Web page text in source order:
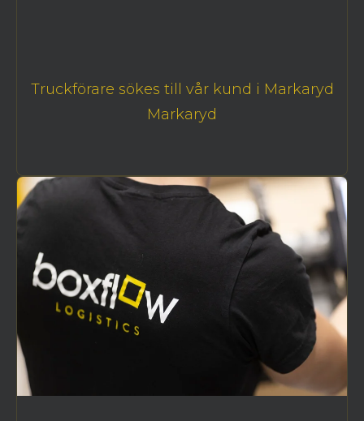
Truckförare sökes till vår kund i Markaryd
Markaryd